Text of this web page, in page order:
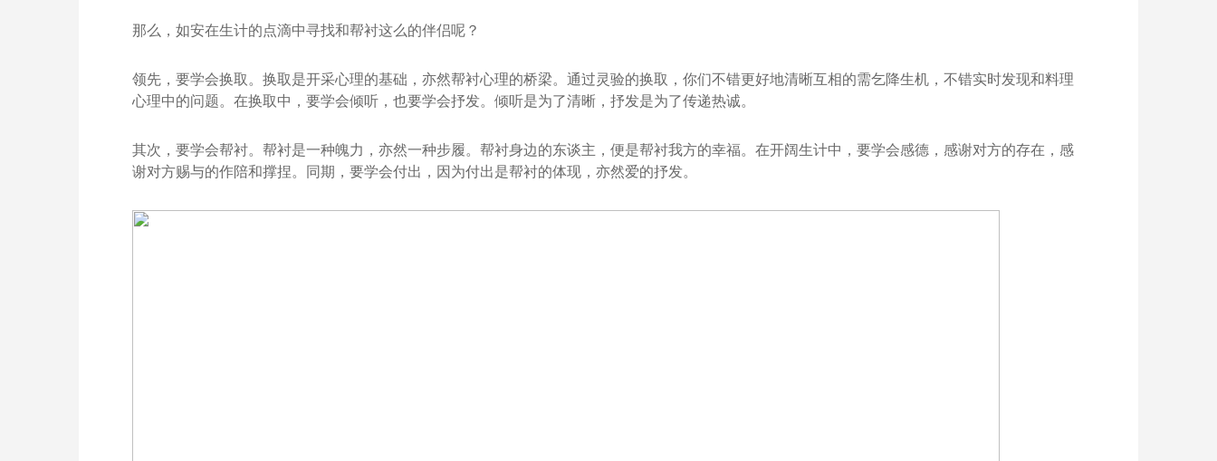
那么，如安在生计的点滴中寻找和帮衬这么的伴侣呢？
领先，要学会换取。换取是开采心理的基础，亦然帮衬心理的桥梁。通过灵验的换取，你们不错更好地清晰互相的需乞降生机，不错实时发现和料理
心理中的问题。在换取中，要学会倾听，也要学会抒发。倾听是为了清晰，抒发是为了传递热诚。
其次，要学会帮衬。帮衬是一种魄力，亦然一种步履。帮衬身边的东谈主，便是帮衬我方的幸福。在开阔生计中，要学会感德，感谢对方的存在，感
谢对方赐与的作陪和撑捏。同期，要学会付出，因为付出是帮衬的体现，亦然爱的抒发。